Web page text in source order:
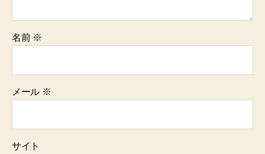
名前 ※
メール ※
サイト